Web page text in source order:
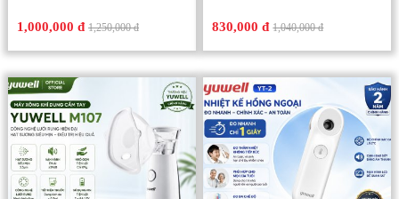
1,000,000 đ 1,250,000 đ 830,000 đ 1,040,000 đ